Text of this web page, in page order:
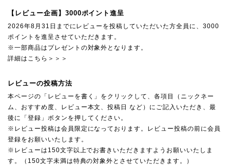
【レビュー企画】3000ポイント進呈
2026年8月31日までにレビューを投稿していただいた方全員に、3000
ポイントを進呈させていただきます。
※一部商品はプレゼントの対象外となります。
詳細はこちら＞＞＞
レビューの投稿方法
本ページの「レビューを書く」をクリックして、各項目（ニックネー
ム、おすすめ度、レビュー本文、投稿日 など）にご記入いただき、最
後に「登録」ボタンを押してください。
※レビュー投稿は会員限定になっております。レビュー投稿の前に会員
登録をお願いいたします。
※レビューは150文字以上でお書きいただきますようお願いいたしま
す。（150文字未満は特典の対象外とさせていただきます。）